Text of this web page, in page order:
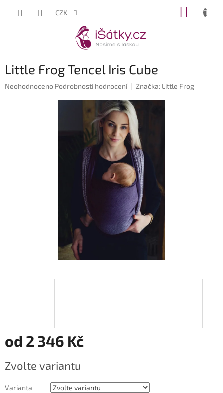
CZK
Little Frog Tencel Iris Cube
Průměrné
Neohodnoceno Podrobnosti hodnocení Značka: Little Frog
od 2 346 Kč
cena:
Zvolte variantu
Varianta